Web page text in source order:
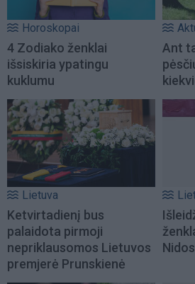
Horoskopai
4 Zodiako ženklai
išsiskiria ypatingu
kuklumu
Ant
Lietuva
Ketvirtadienį bus
palaidota pirmoji
nepriklausomos Lietuvos
premjerė Prunskienė